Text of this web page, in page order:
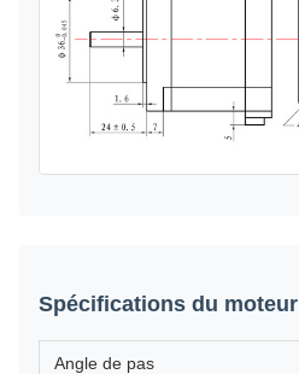
Spécifications du moteur
Angle de pas